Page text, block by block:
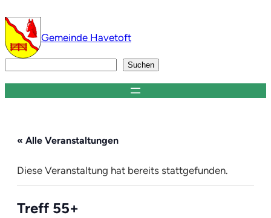
Gemeinde Havetoft
Suchen
« Alle Veranstaltungen
Diese Veranstaltung hat bereits stattgefunden.
Treff 55+